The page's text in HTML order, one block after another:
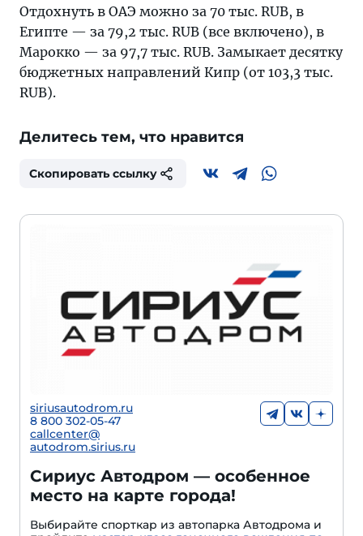
Отдохнуть в ОАЭ можно за 70 тыс. RUB, в
Египте — за 79,2 тыс. RUB (все включено), в
Марокко — за 97,7 тыс. RUB. Замыкает десятку
бюджетных направлений Кипр (от 103,3 тыс.
RUB).
Делитесь тем, что нравится
Скопировать ссылку
siriusautodrom.ru
8 800 302-05-47
callcenter@
autodrom.sirius.ru
Сириус Автодром — особенное
место на карте города!
Выбирайте спорткар из автопарка Автодрома и